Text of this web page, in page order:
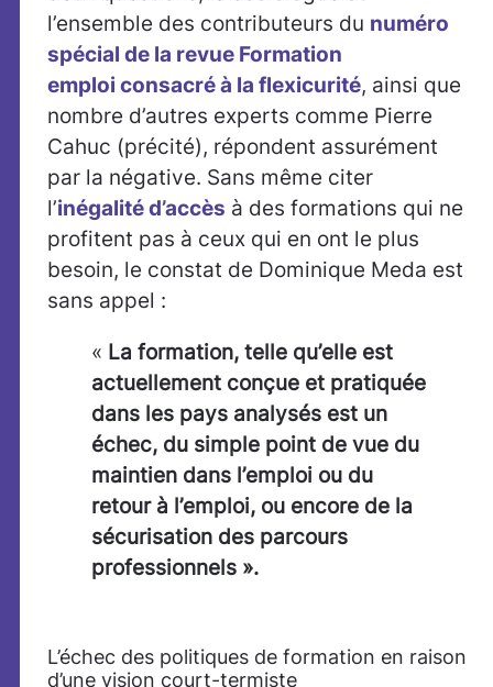
l’ensemble des contributeurs du numéro
spécial de la revue Formation
emploi consacré à la flexicurité, ainsi que
nombre d’autres experts comme Pierre
Cahuc (précité), répondent assurément
par la négative. Sans même citer
l’inégalité d’accès à des formations qui ne
profitent pas à ceux qui en ont le plus
besoin, le constat de Dominique Meda est
sans appel :
« La formation, telle qu’elle est
actuellement conçue et pratiquée
dans les pays analysés est un
échec, du simple point de vue du
maintien dans l’emploi ou du
retour à l’emploi, ou encore de la
sécurisation des parcours
professionnels ».
L’échec des politiques de formation en raison
d’une vision court-termiste